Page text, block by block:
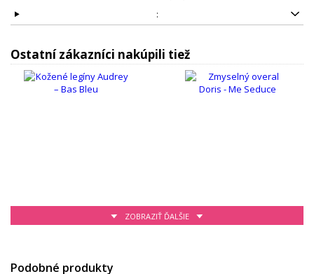
:
Ostatní zákazníci nakúpili tiež
ZOBRAZIŤ ĎALŠIE
Podobné produkty